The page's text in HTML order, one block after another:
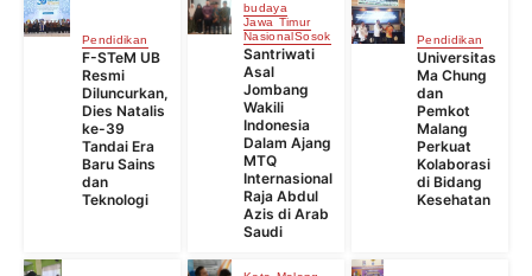
Pendidikan
F-STeM UB
Resmi
Diluncurkan,
Dies Natalis
ke-39
Tandai Era
Baru Sains
dan
Teknologi
budaya
Jawa Timur
NasionalSosok
Santriwati
Asal
Jombang
Wakili
Indonesia
Dalam Ajang
MTQ
Internasional
Raja Abdul
Azis di Arab
Saudi
Pendidikan
Universitas
Ma Chung
dan
Pemkot
Malang
Perkuat
Kolaborasi
di Bidang
Kesehatan